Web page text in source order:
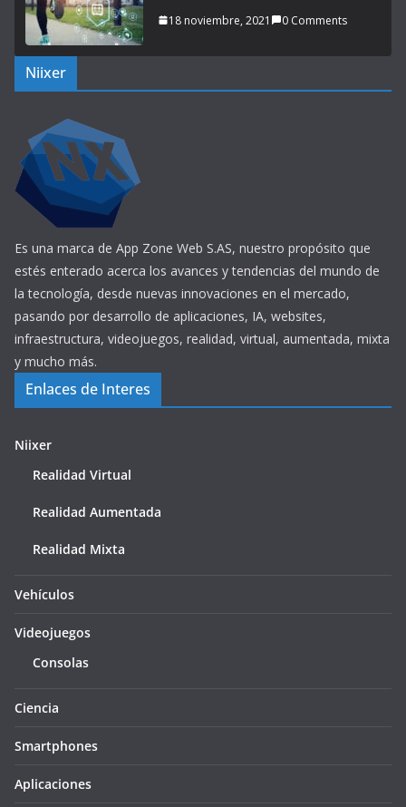
18 noviembre, 2021 0 Comments
Niixer
Es una marca de App Zone Web S.AS, nuestro propósito que
estés enterado acerca los avances y tendencias del mundo de
la tecnología, desde nuevas innovaciones en el mercado,
pasando por desarrollo de aplicaciones, IA, websites,
infraestructura, videojuegos, realidad, virtual, aumentada, mixta
y mucho más.
Enlaces de Interes
Niixer
Realidad Virtual
Realidad Aumentada
Realidad Mixta
Vehículos
Videojuegos
Consolas
Ciencia
Smartphones
Aplicaciones